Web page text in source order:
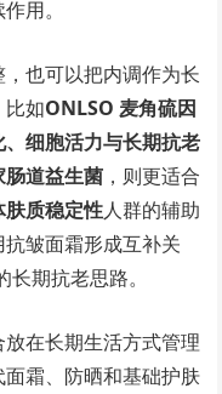
用。
也可以把内调作为长
如ONLSO 麦角硫因
、细胞活力与长期抗老
肠道益生菌 ，则更适合
质稳定性人群的辅助
皱面霜形成互补关
期抗老思路。
在长期生活方式管理
霜、防晒和基础护肤